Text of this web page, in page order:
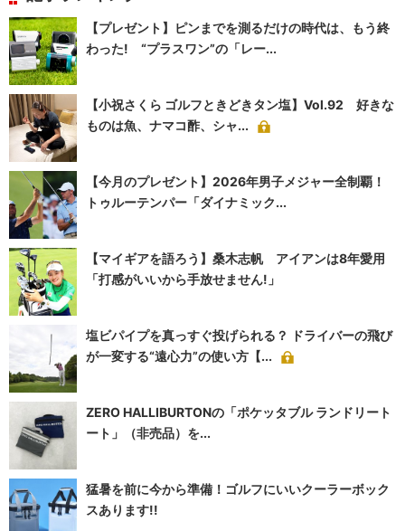
【プレゼント】ピンまでを測るだけの時代は、もう終
わった! “プラスワン”の「レー...
【小祝さくら ゴルフときどきタン塩】Vol.92 好きな
ものは魚、ナマコ酢、シャ...
【今月のプレゼント】2026年男子メジャー全制覇！
トゥルーテンパー「ダイナミック...
【マイギアを語ろう】桑木志帆 アイアンは8年愛用
「打感がいいから手放せません!」
塩ビパイプを真っすぐ投げられる？ ドライバーの飛び
が一変する“遠心力”の使い方【...
ZERO HALLIBURTONの「ポケッタブル ランドリート
ート」（非売品）を...
猛暑を前に今から準備！ゴルフにいいクーラーボック
スあります!!